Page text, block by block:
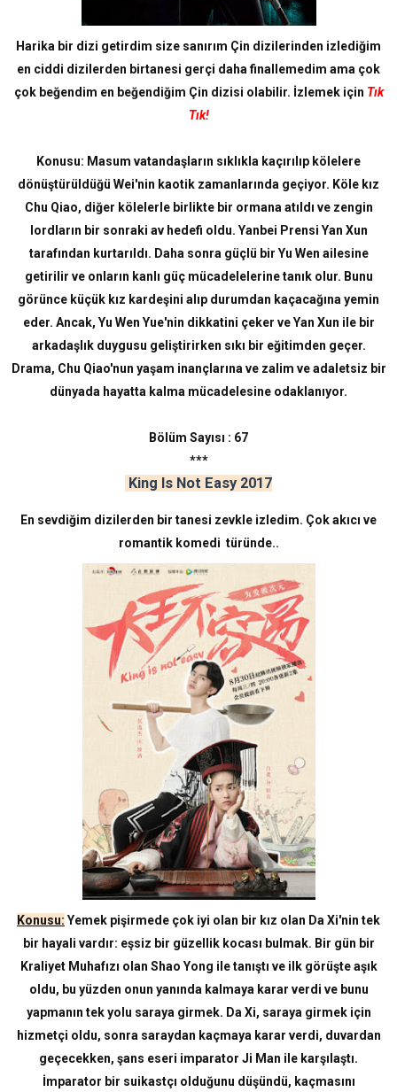
Harika bir dizi getirdim size sanırım Çin dizilerinden izlediğim
en ciddi dizilerden birtanesi gerçi daha finallemedim ama çok
çok beğendim en beğendiğim Çin dizisi olabilir. İzlemek için Tık
Tık!
Konusu: Masum vatandaşların sıklıkla kaçırılıp kölelere
dönüştürüldüğü Wei'nin kaotik zamanlarında geçiyor. Köle kız
Chu Qiao, diğer kölelerle birlikte bir ormana atıldı ve zengin
lordların bir sonraki av hedefi oldu. Yanbei Prensi Yan Xun
tarafından kurtarıldı. Daha sonra güçlü bir Yu Wen ailesine
getirilir ve onların kanlı güç mücadelelerine tanık olur. Bunu
görünce küçük kız kardeşini alıp durumdan kaçacağına yemin
eder. Ancak, Yu Wen Yue'nin dikkatini çeker ve Yan Xun ile bir
arkadaşlık duygusu geliştirirken sıkı bir eğitimden geçer.
Drama, Chu Qiao'nun yaşam inançlarına ve zalim ve adaletsiz bir
dünyada hayatta kalma mücadelesine odaklanıyor.
Bölüm Sayısı : 67
***
King Is Not Easy 2017
En sevdiğim dizilerden bir tanesi zevkle izledim. Çok akıcı ve
romantik komedi türünde..
Konusu: Yemek pişirmede çok iyi olan bir kız olan Da Xi'nin tek
bir hayali vardır: eşsiz bir güzellik kocası bulmak. Bir gün bir
Kraliyet Muhafızı olan Shao Yong ile tanıştı ve ilk görüşte aşık
oldu, bu yüzden onun yanında kalmaya karar verdi ve bunu
yapmanın tek yolu saraya girmek. Da Xi, saraya girmek için
hizmetçi oldu, sonra saraydan kaçmaya karar verdi, duvardan
geçecekken, şans eseri imparator Ji Man ile karşılaştı.
İmparator bir suikastçı olduğunu düşündü, kaçmasını